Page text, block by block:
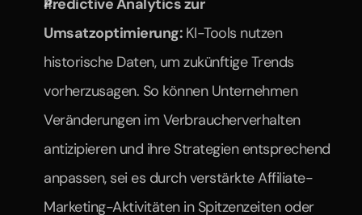
Predictive Analytics zur
Umsatzoptimierung: KI-Tools nutzen
historische Daten, um zukünftige Trends
vorherzusagen. So können Unternehmen
Veränderungen im Verbraucherverhalten
antizipieren und ihre Strategien entsprechend
anpassen, sei es durch verstärkte Affiliate-
Marketing-Aktivitäten in Spitzenzeiten oder